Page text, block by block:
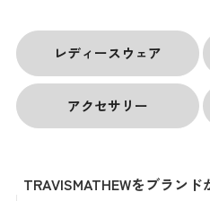
レディースウェア
アクセサリー
TRAVISMATHEWをブランド